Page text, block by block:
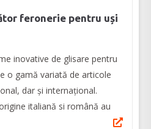
feronerie pentru uși
inovative de glisare pentru
o gamă variată de articole
dar și internațional.
italiană si română au